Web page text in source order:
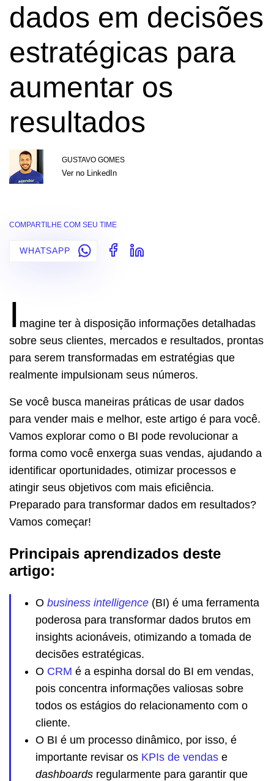
dados em decisões
estratégicas para
aumentar os
resultados
GUSTAVO GOMES
Ver no LinkedIn
COMPARTILHE COM SEU TIME
WHATSAPP
I magine ter à disposição informações detalhadas
sobre seus clientes, mercados e resultados, prontas
para serem transformadas em estratégias que
realmente impulsionam seus números.
Se você busca maneiras práticas de usar dados
para vender mais e melhor, este artigo é para você.
Vamos explorar como o BI pode revolucionar a
forma como você enxerga suas vendas, ajudando a
identificar oportunidades, otimizar processos e
atingir seus objetivos com mais eficiência.
Preparado para transformar dados em resultados?
Vamos começar!
Principais aprendizados deste
artigo:
O business intelligence (BI) é uma ferramenta
poderosa para transformar dados brutos em
insights acionáveis, otimizando a tomada de
decisões estratégicas.
O CRM é a espinha dorsal do BI em vendas,
pois concentra informações valiosas sobre
todos os estágios do relacionamento com o
cliente.
O BI é um processo dinâmico, por isso, é
importante revisar os KPIs de vendas e
dashboards regularmente para garantir que